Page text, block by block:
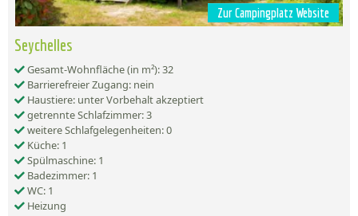
Zur Campingplatz Website
Seychelles
Gesamt-Wohnfläche (in m²): 32
Barrierefreier Zugang: nein
Haustiere: unter Vorbehalt akzeptiert
getrennte Schlafzimmer: 3
weitere Schlafgelegenheiten: 0
Küche: 1
Spülmaschine: 1
Badezimmer: 1
WC: 1
Heizung